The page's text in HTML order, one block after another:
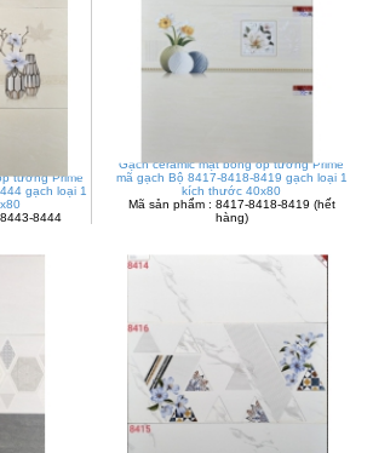
tường Prime
gạch loại 1
8444
Gạch ceramic mặt bóng ốp tường Prime
mã gạch Bộ 8417-8418-8419 gạch loại 1
kích thước 40x80
Mã sản phẩm : 8417-8418-8419 (hết
hàng)